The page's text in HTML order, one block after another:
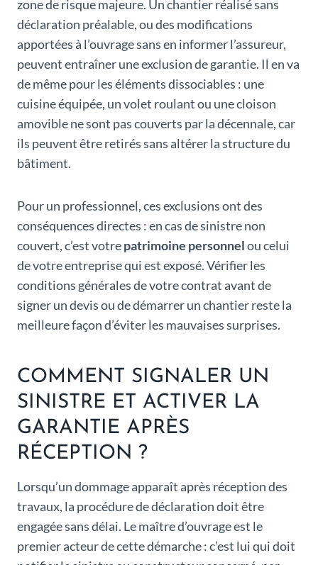
zone de risque majeure. Un chantier réalisé sans
déclaration préalable, ou des modifications
apportées à l’ouvrage sans en informer l’assureur,
peuvent entraîner une exclusion de garantie. Il en va
de même pour les éléments dissociables : une
cuisine équipée, un volet roulant ou une cloison
amovible ne sont pas couverts par la décennale, car
ils peuvent être retirés sans altérer la structure du
bâtiment.
Pour un professionnel, ces exclusions ont des
conséquences directes : en cas de sinistre non
couvert, c’est votrepatrimoine personnelou celui
de votre entreprise qui est exposé. Vérifier les
conditions générales de votre contrat avant de
signer un devis ou de démarrer un chantier reste la
meilleure façon d’éviter les mauvaises surprises.
COMMENT SIGNALER UN
SINISTRE ET ACTIVER LA
GARANTIE APRÈS
RÉCEPTION ?
Lorsqu’un dommage apparaît après réception des
travaux, la procédure de déclaration doit être
engagée sans délai. Le maître d’ouvrage est le
premier acteur de cette démarche : c’est lui qui doit